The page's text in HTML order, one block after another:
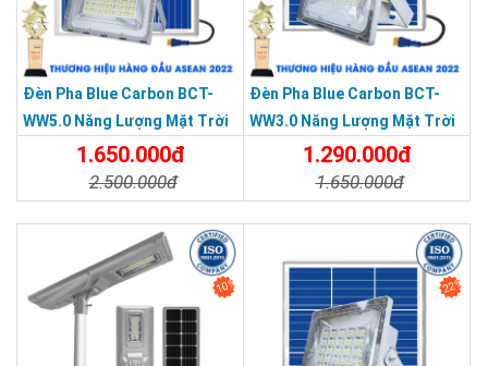
Đèn Pha Blue Carbon BCT-
WW5.0 Năng Lượng Mặt Trời
LD-400W1.650.000đ
2.500.000đ
Đèn Pha Blue Carbon BCT-
WW3.0 Năng Lượng Mặt Trời
LD-200W1.290.000đ
1.650.000đ
10% 22%